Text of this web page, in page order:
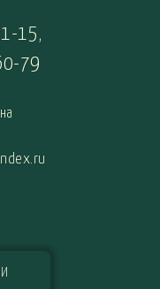
15,
79